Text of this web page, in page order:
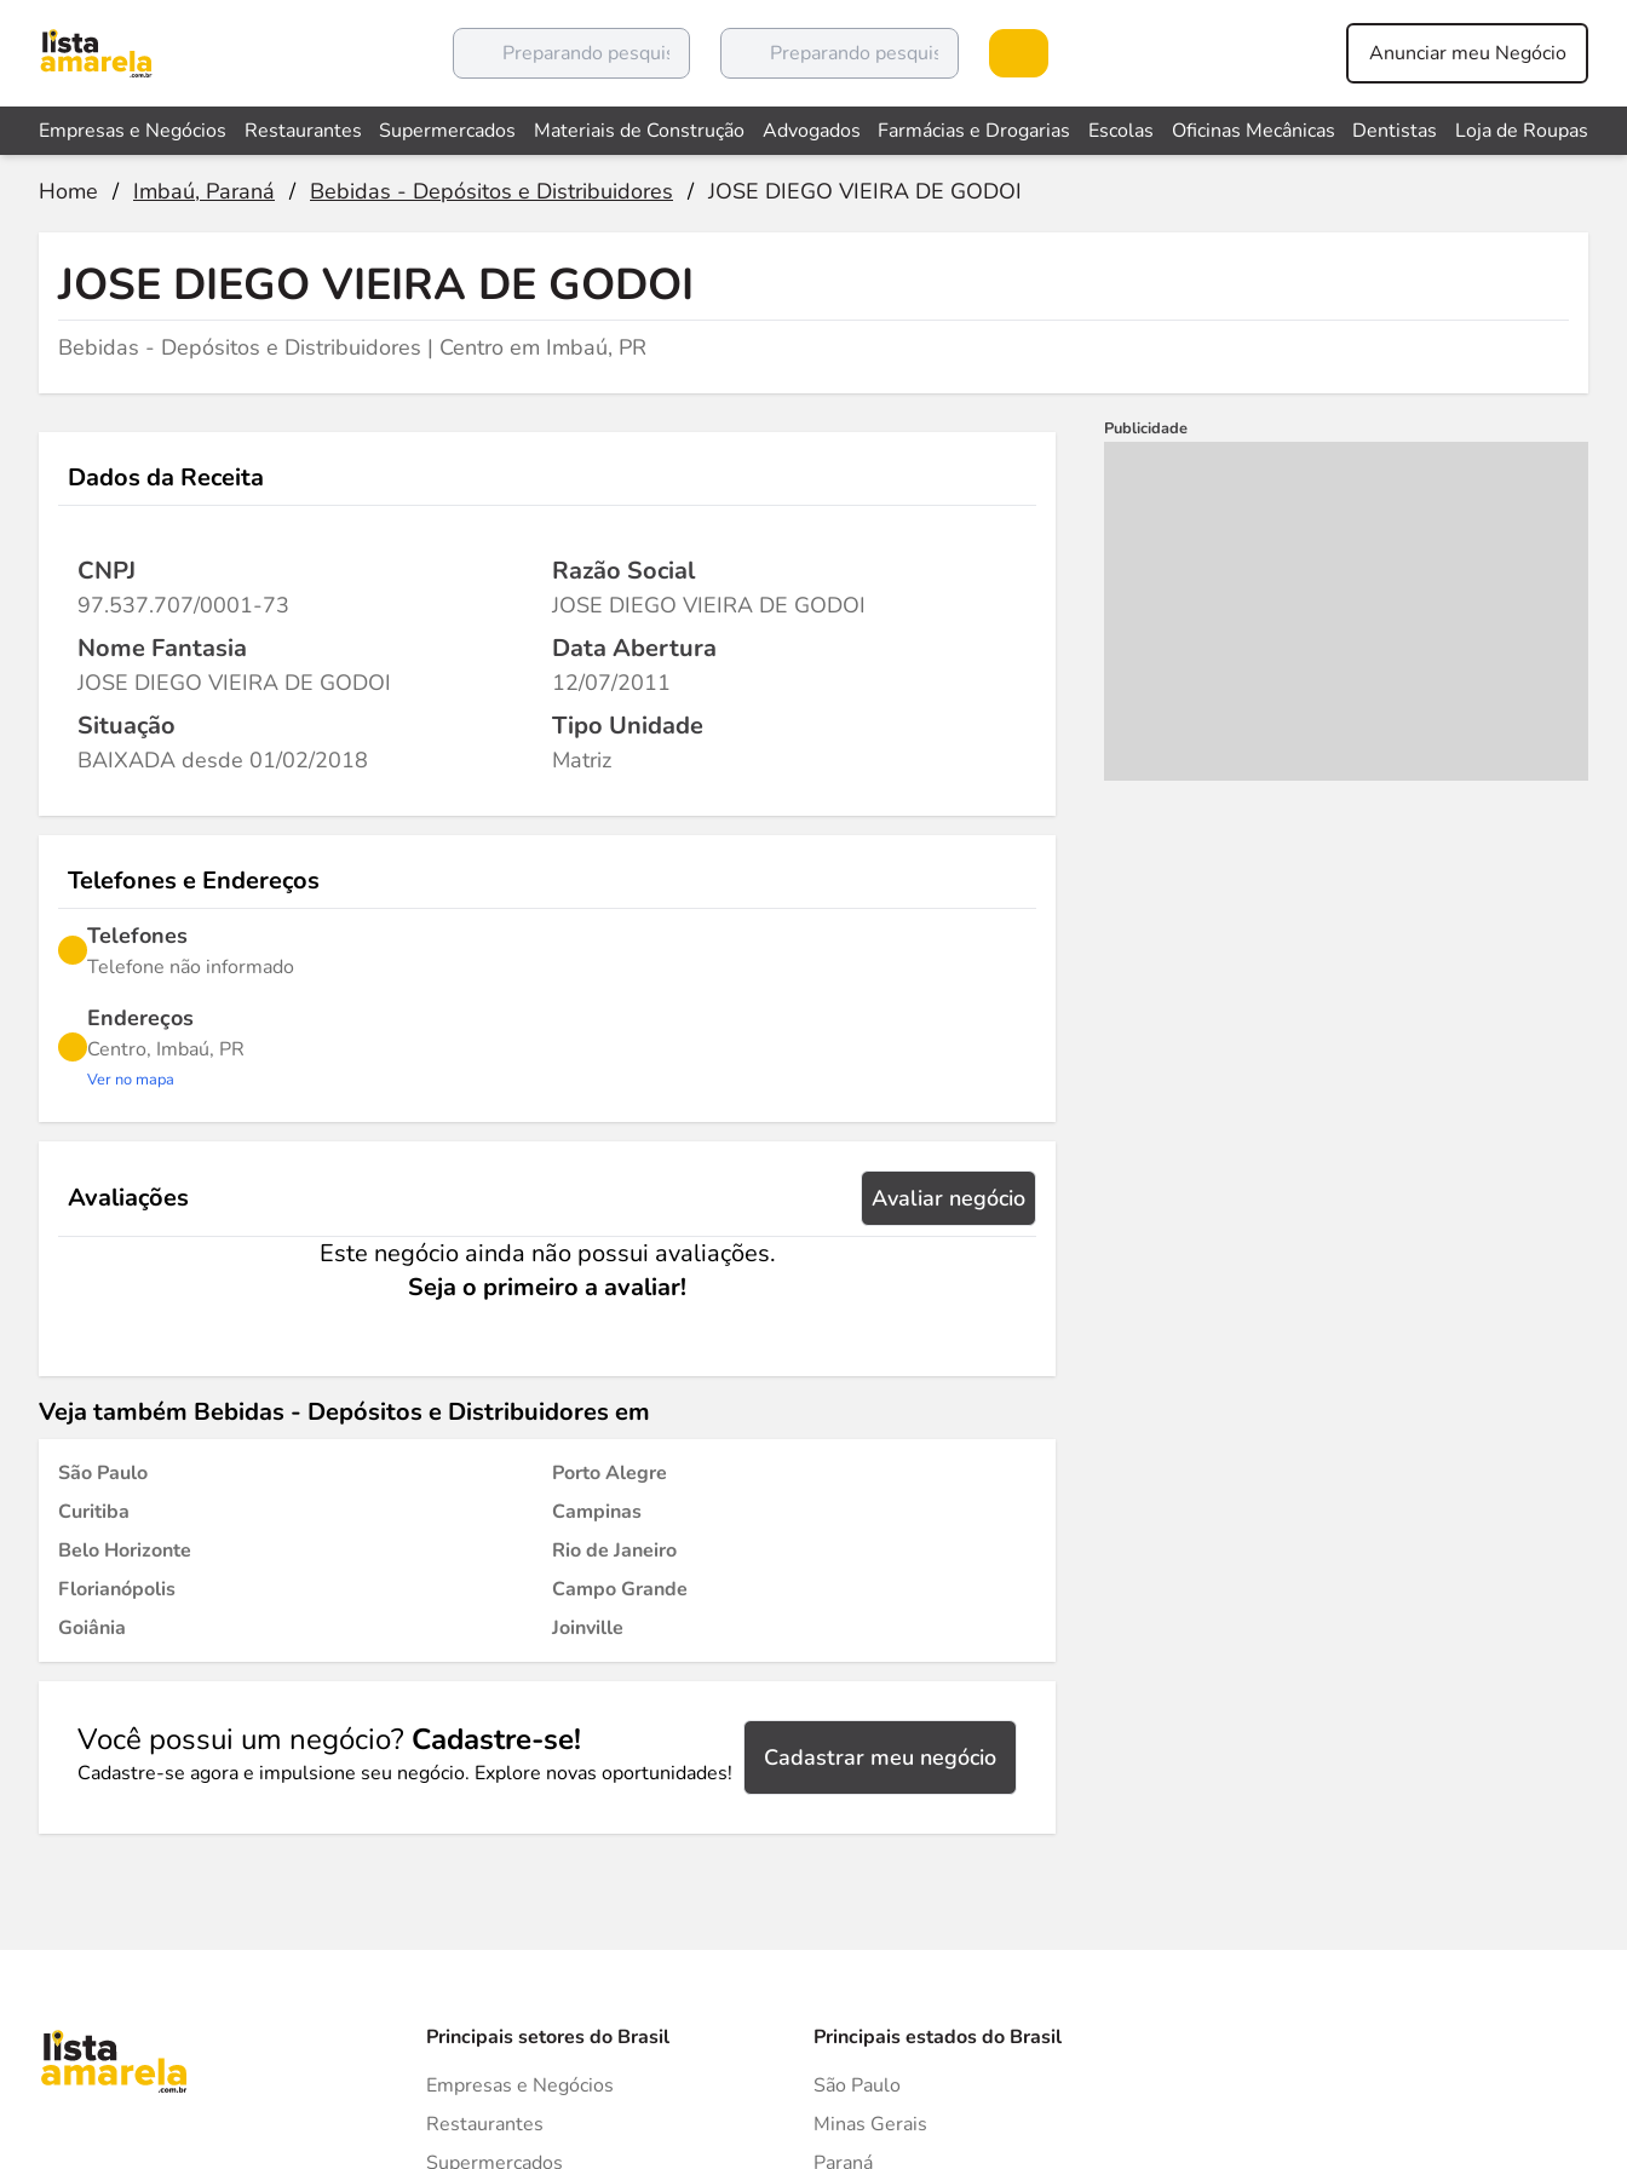
Anunciar meu Negócio
Empresas e Negócios Restaurantes Supermercados Materiais de Construção Advogados Farmácias e Drogarias Escolas Oficinas Mecânicas Dentistas Loja de Roupas
Home / Imbaú, Paraná / Bebidas - Depósitos e Distribuidores / JOSE DIEGO VIEIRA DE GODOI
JOSE DIEGO VIEIRA DE GODOI
Bebidas - Depósitos e Distribuidores | Centro em Imbaú, PR
Dados da Receita
CNPJ
97.537.707/0001-73
Razão Social
JOSE DIEGO VIEIRA DE GODOI
Nome Fantasia
JOSE DIEGO VIEIRA DE GODOI
Data Abertura
12/07/2011
Situação
BAIXADA desde 01/02/2018
Tipo Unidade
Matriz
Telefones e Endereços
Telefones
Telefone não informado
Endereços
Centro, Imbaú, PR
Ver no mapa
Avaliações Avaliar negócio
Este negócio ainda não possui avaliações.
Seja o primeiro a avaliar!
Veja também Bebidas - Depósitos e Distribuidores em
São Paulo
Porto Alegre
Curitiba
Campinas
Belo Horizonte
Rio de Janeiro
Florianópolis
Campo Grande
Goiânia
Joinville
Você possui um negócio? Cadastre-se!
Cadastre-se agora e impulsione seu negócio. Explore novas oportunidades!
Cadastrar meu negócio
Publicidade
Principais setores do Brasil
Empresas e Negócios
Restaurantes
Supermercados
Principais estados do Brasil
São Paulo
Minas Gerais
Paraná